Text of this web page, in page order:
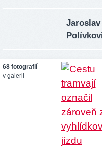
68 fotografií
v galerii